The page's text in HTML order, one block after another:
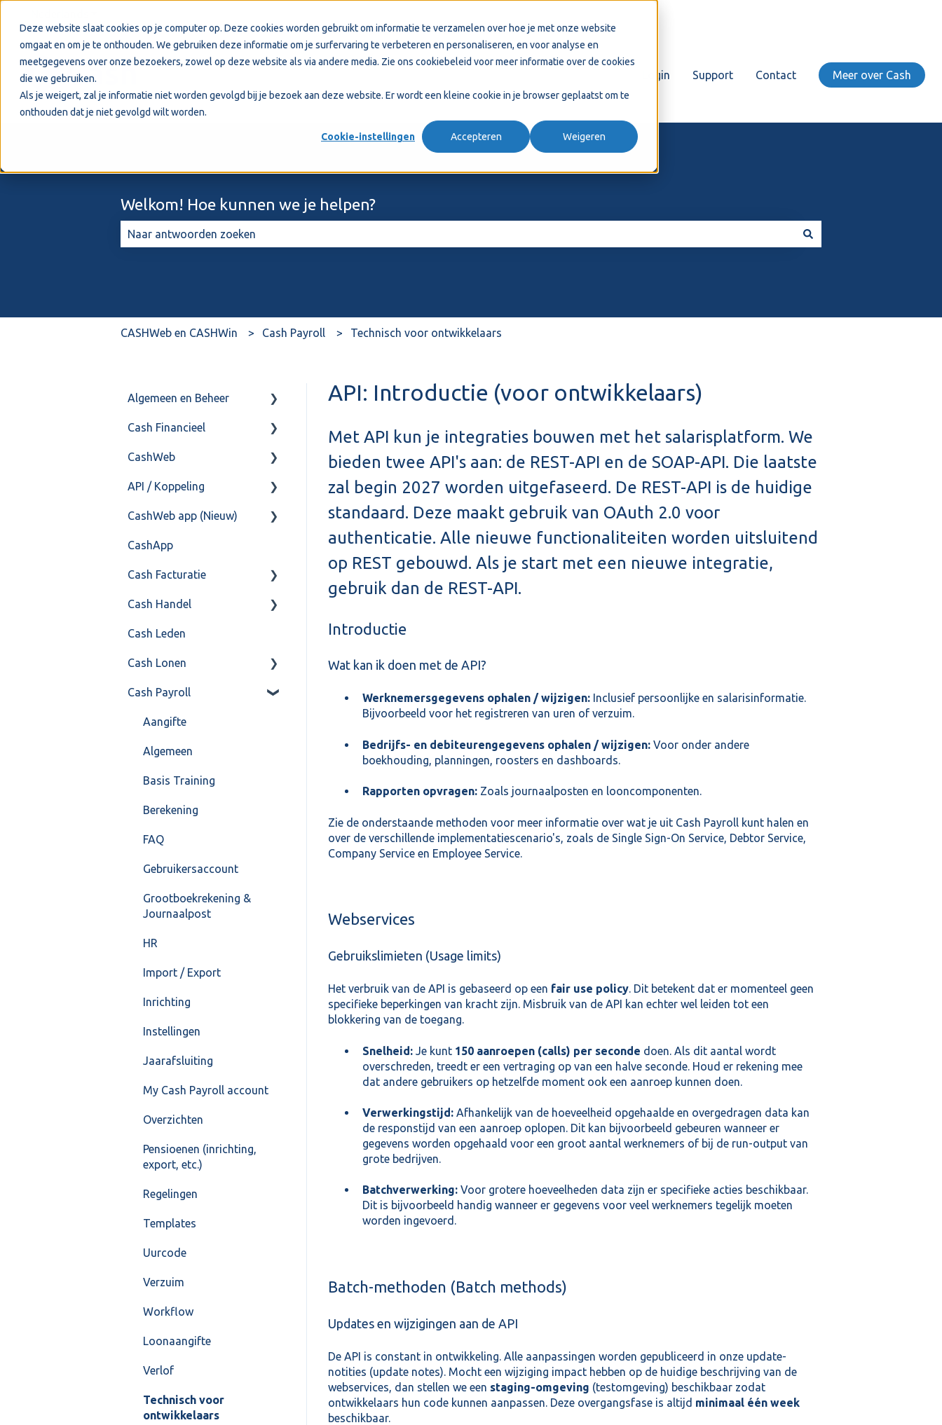
Deze website slaat cookies op je computer op. Deze cookies worden gebruikt om informatie te verzamelen over hoe je met onze website
omgaat en om je te onthouden. We gebruiken deze informatie om je surfervaring te verbeteren en personaliseren, en voor analyse en
meetgegevens over onze bezoekers, zowel op deze website als via andere media. Zie ons cookiebeleid voor meer informatie over de cookies
die we gebruiken.
Als je weigert, zal je informatie niet worden gevolgd bij je bezoek aan deze website. Er wordt een kleine cookie in je browser geplaatst om te
onthouden dat je niet gevolgd wilt worden.
Cookie-instellingen Accepteren Weigeren
Login Support Contact Meer over Cash
Welkom! Hoe kunnen we je helpen?
CASHWeb en CASHWin Cash Payroll Technisch voor ontwikkelaars
API: Introductie (voor ontwikkelaars)
Met API kun je integraties bouwen met het salarisplatform. We
bieden twee API's aan: de REST-API en de SOAP-API. Die laatste
zal begin 2027 worden uitgefaseerd. De REST-API is de huidige
standaard. Deze maakt gebruik van OAuth 2.0 voor
authenticatie. Alle nieuwe functionaliteiten worden uitsluitend
op REST gebouwd. Als je start met een nieuwe integratie,
gebruik dan de REST-API.
Introductie
Wat kan ik doen met de API?
Werknemersgegevens ophalen / wijzigen:Inclusief persoonlijke en salarisinformatie.
Bijvoorbeeld voor het registreren van uren of verzuim.
Bedrijfs- en debiteurengegevens ophalen / wijzigen:Voor onder andere
boekhouding, planningen, roosters en dashboards.
Rapporten opvragen:Zoals journaalposten en looncomponenten.
Zie de onderstaande methoden voor meer informatie over wat je uit Cash Payroll kunt halen en
over de verschillende implementatiescenario's, zoals de Single Sign-On Service, Debtor Service,
Company Service en Employee Service.
Webservices
Gebruikslimieten (Usage limits)
Het verbruik van de API is gebaseerd op een fair use policy. Dit betekent dat er momenteel geen
specifieke beperkingen van kracht zijn. Misbruik van de API kan echter wel leiden tot een
blokkering van de toegang.
Snelheid:Je kunt 150 aanroepen (calls) per seconde doen. Als dit aantal wordt
overschreden, treedt er een vertraging op van een halve seconde. Houd er rekening mee
dat andere gebruikers op hetzelfde moment ook een aanroep kunnen doen.
Verwerkingstijd:Afhankelijk van de hoeveelheid opgehaalde en overgedragen data kan
de responstijd van een aanroep oplopen. Dit kan bijvoorbeeld gebeuren wanneer er
gegevens worden opgehaald voor een groot aantal werknemers of bij de run-output van
grote bedrijven.
Batchverwerking:Voor grotere hoeveelheden data zijn er specifieke acties beschikbaar.
Dit is bijvoorbeeld handig wanneer er gegevens voor veel werknemers tegelijk moeten
worden ingevoerd.
Batch-methoden (Batch methods)
Updates en wijzigingen aan de API
De API is constant in ontwikkeling. Alle aanpassingen worden gepubliceerd in onze update-
notities (update notes). Mocht een wijziging impact hebben op de huidige beschrijving van de
webservices, dan stellen we een staging-omgeving (testomgeving) beschikbaar zodat
ontwikkelaars hun code kunnen aanpassen. Deze overgangsfase is altijd minimaal één week
beschikbaar.
Algemeen en Beheer
Bank(koppeling)
Import/Export
Postbus
Training & Consultancy
Overig
Cash Financieel
Boekhoud
Fiscaal
Overig
CashWeb
CashHero Layout
Mailen vanuit CASHWeb
Algemeen gebruik
API / Koppeling
Algemeen
Api 3.0 (SOAP API)
API 4.0 (REST API)
CashWeb app (Nieuw)
Veel gestelde vragen
CashApp
Cash Facturatie
Factureren
Instellingen
Algemeen
Formulierlayout
Cash Handel
Inkoop
Verkoop
Voorraad
Overig
VoorraadService &
Cash Leden
Cash Lonen
Algemeen
Inrichting
Jaarafsluiting
Salarisberekening
Overig
FAQ – Beëindiging CASH
Cash Payroll
Loonaangifte
Cash Payroll
Aangifte
Algemeen
Basis Training
Berekening
FAQ
Gebruikersaccount
Grootboekrekening &
Journaalpost
HR
Import / Export
Inrichting
Instellingen
Jaarafsluiting
My Cash Payroll account
Overzichten
Pensioenen (inrichting,
export, etc.)
Regelingen
Templates
Uurcode
Verzuim
Workflow
Loonaangifte
Verlof
Technisch voor
ontwikkelaars